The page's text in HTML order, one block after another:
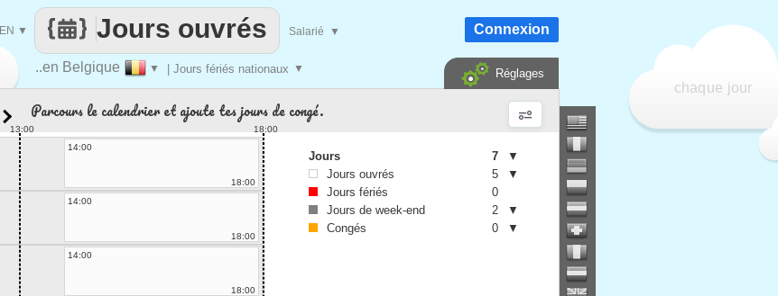
chaque jour
..en Belgique ▼ | Jours fériés nationaux ▼
Jours ouvrés
EN ▼ Salarié ▼ Connexion
Réglages
Parcours le calendrier et ajoute tes jours de congé.
13:00 18:00
14:00
18:00
14:00
18:00
14:00
18:00
Jours 7
▼
Jours ouvrés
5
▼
Jours fériés
0
Jours de week-end
2
▼
Congés
0 ▼